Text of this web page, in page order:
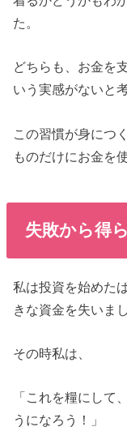
た。
どちらも、お金を
いう実感がないと
この習慣が身につ
ものだけにお金を
失敗から得
私は投資を始めた
きな資金を失いまし
その時私は、
「これを糧にして
うになろう！」